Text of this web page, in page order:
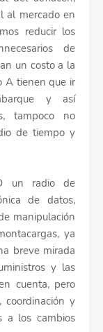
al mercado en
reducir los
de
un costo a la
A tienen que ir
y así
tampoco no
de tiempo y
un radio de
de datos,
manipulación
ya
breve mirada
y las
cuenta, pero
coordinación y
a los cambios